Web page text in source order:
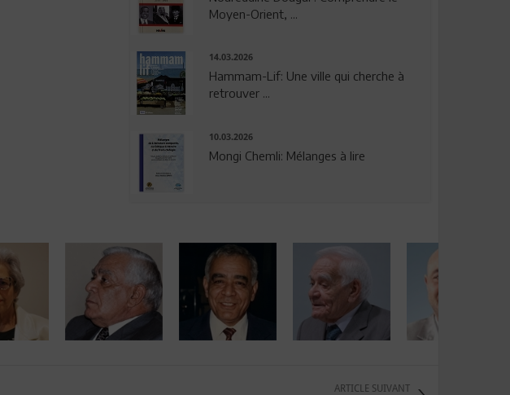
Moyen-Orient, ...
14.03.2026
Hammam-Lif: Une ville qui cherche à
retrouver ...
10.03.2026
Mongi Chemli: Mélanges à lire
ARTICLE SUIVANT